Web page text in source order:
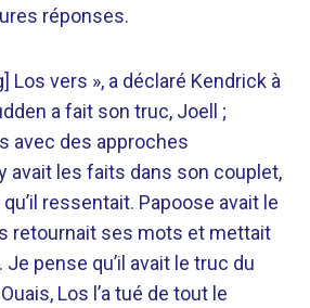
réponses.
Los vers », a déclaré Kendrick à
a fait son truc, Joell ;
avec des approches
avait les faits dans son couplet,
ressentait. Papoose avait le
retournait ses mots et mettait
pense qu’il avait le truc du
Los l’a tué de tout le